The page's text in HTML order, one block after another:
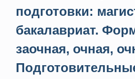
подготовки:
бакалавриат.
заочная, очная,